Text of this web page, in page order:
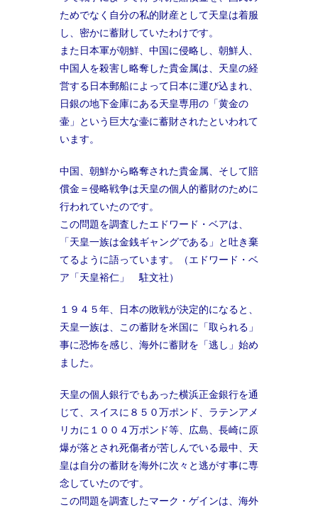
ためでなく自分の私的財産として天皇は着服
し、密かに蓄財していたわけです。
また日本軍が朝鮮、中国に侵略し、朝鮮人、
中国人を殺害し略奪した貴金属は、天皇の経
営する日本郵船によって日本に運び込まれ、
日銀の地下金庫にある天皇専用の「黄金の
壷」という巨大な壷に蓄財されたといわれて
います。
中国、朝鮮から略奪された貴金属、そして賠
償金＝侵略戦争は天皇の個人的蓄財のために
行われていたのです。
この問題を調査したエドワード・ベアは、
「天皇一族は金銭ギャングである」と吐き棄
てるように語っています。（エドワード・ベ
ア「天皇裕仁」 駐文社）
１９４５年、日本の敗戦が決定的になると、
天皇一族は、この蓄財を米国に「取られる」
事に恐怖を感じ、海外に蓄財を「逃し」始め
ました。
天皇の個人銀行でもあった横浜正金銀行を通
じて、スイスに８５０万ポンド、ラテンアメ
リカに１００４万ポンド等、広島、長崎に原
爆が落とされ死傷者が苦しんでいる最中、天
皇は自分の蓄財を海外に次々と逃がす事に専
念していたのです。
この問題を調査したマーク・ゲインは、海外